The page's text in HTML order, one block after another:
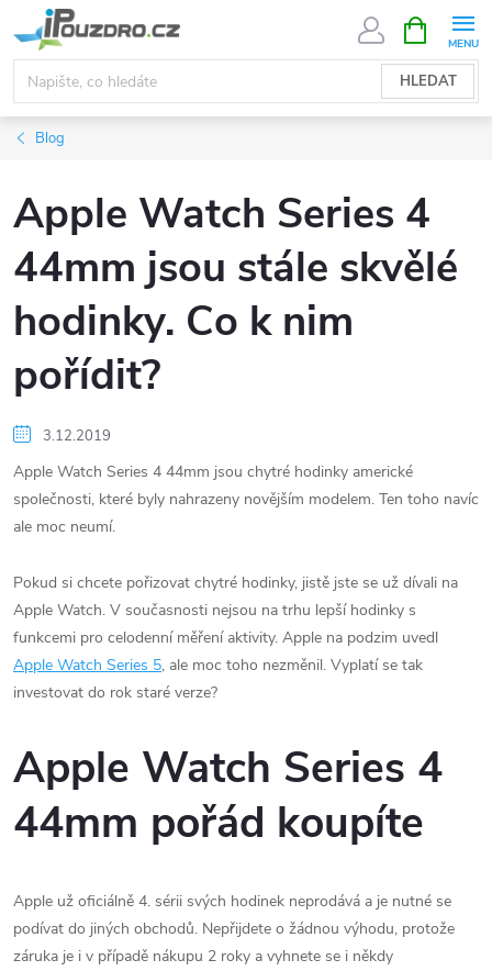
na
obsah
HLEDAT
NÁKUPNÍ
KOŠÍK
Blog
Apple Watch Series 4
44mm jsou stále skvělé
hodinky. Co k nim
pořídit?
3.12.2019
Apple Watch Series 4 44mm jsou chytré hodinky americké
společnosti, které byly nahrazeny novějším modelem. Ten toho navíc
ale moc neumí.
Pokud si chcete pořizovat chytré hodinky, jistě jste se už dívali na
Apple Watch. V současnosti nejsou na trhu lepší hodinky s
funkcemi pro celodenní měření aktivity. Apple na podzim uvedl
Apple Watch Series 5, ale moc toho nezměnil. Vyplatí se tak
investovat do rok staré verze?
Apple Watch Series 4
44mm pořád koupíte
Apple už oficiálně 4. sérii svých hodinek neprodává a je nutné se
podívat do jiných obchodů. Nepřijdete o žádnou výhodu, protože
záruka je i v případě nákupu 2 roky a vyhnete se i někdy